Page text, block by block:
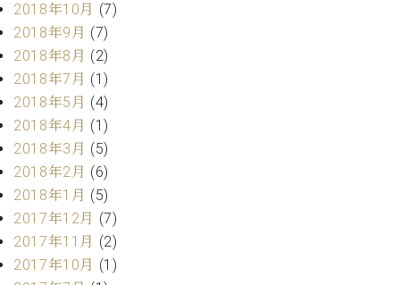
2018年10月 (7)
2018年9月 (7)
2018年8月 (2)
2018年7月 (1)
2018年5月 (4)
2018年4月 (1)
2018年3月 (5)
2018年2月 (6)
2018年1月 (5)
2017年12月 (7)
2017年11月 (2)
2017年10月 (1)